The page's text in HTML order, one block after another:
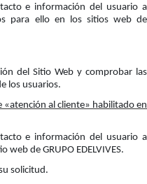
e información del usuario a
para ello en los sitios web de
del Sitio Web y comprobar las
los usuarios.
«atención al cliente» habilitado en
e información del usuario a
de GRUPO EDELVIVES.
solicitud.